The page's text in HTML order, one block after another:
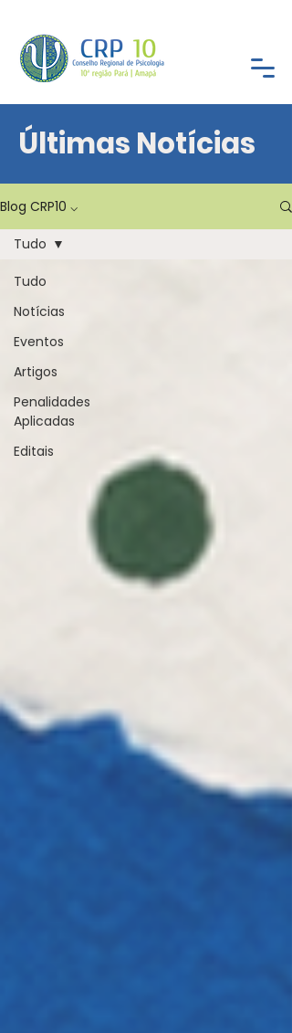
Últimas Notícias
Blog CRP10 ⌵
Tudo
Notícias
Eventos
Artigos
Penalidades
Aplicadas
Editais
Tudo